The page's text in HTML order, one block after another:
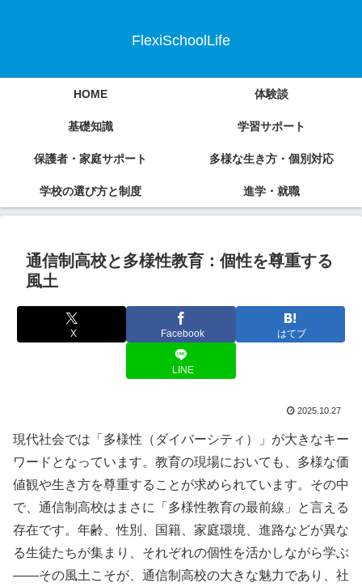
FlexiSchoolLife
HOME 体験談
基礎知識 学習サポート
保護者・家庭サポート 多様な生き方・個別対応
学校の選び方と制度 進学・就職
通信制高校と多様性教育：個性を尊重する
風土
X Facebook はてブ
LINE
2025.10.27
現代社会では「多様性（ダイバーシティ）」が大きなキー
ワードとなっています。教育の現場においても、多様な価
値観や生き方を尊重することが求められています。その中
で、通信制高校はまさに「多様性教育の最前線」と言える
存在です。年齢、性別、国籍、家庭環境、進路などが異な
る生徒たちが集まり、それぞれの個性を活かしながら学ぶ
――その風土こそが、通信制高校の大きな魅力であり、社